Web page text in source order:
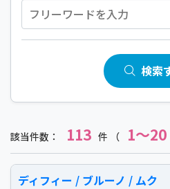
検索
該当件数： 113 件 （ 1～20
ディフィー / ブルーノ / ムク